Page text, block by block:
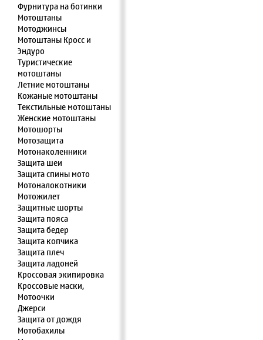
Фурнитура на ботинки
Мотоштаны
Мотоджинсы
Мотоштаны Кросс и
Эндуро
Туристические
мотоштаны
Летние мотоштаны
Кожаные мотоштаны
Текстильные мотоштаны
Женские мотоштаны
Мотошорты
Мотозащита
Мотонаколенники
Защита шеи
Защита спины мото
Мотоналокотники
Мотожилет
Защитные шорты
Защита пояса
Защита бедер
Защита копчика
Защита плеч
Защита ладоней
Кроссовая экипировка
Кроссовые маски,
Мотоочки
Джерси
Защита от дождя
Мотобахилы